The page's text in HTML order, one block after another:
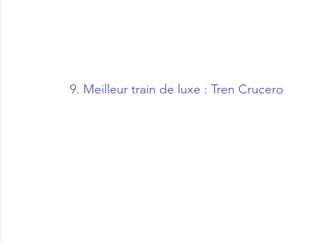
9. Meilleur train de luxe : Tren Crucero